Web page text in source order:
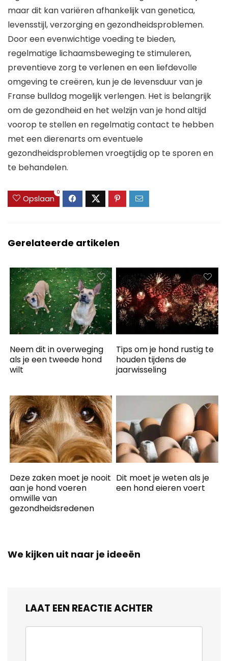
maar dit kan variëren afhankelijk van genetica,
levensstijl, verzorging en gezondheidsproblemen.
Door een evenwichtige voeding te bieden,
regelmatige lichaamsbeweging te stimuleren,
preventieve zorg te verlenen en een liefdevolle
omgeving te creëren, kun je de levensduur van je
Franse bulldog mogelijk verlengen. Het is belangrijk
om de gezondheid en het welzijn van je hond altijd
voorop te stellen en regelmatig contact te hebben
met een dierenarts om eventuele
gezondheidsproblemen vroegtijdig op te sporen en
te behandelen.
Opslaan
0
Gerelateerde artikelen
Neem dit in overweging
als je een tweede hond
wilt
Tips om je hond rustig te
houden tijdens de
jaarwisseling
Deze zaken moet je nooit
aan je hond voeren
omwille van
gezondheidsredenen
Dit moet je weten als je
een hond eieren voert
We kijken uit naar je ideeën
LAAT EEN REACTIE ACHTER